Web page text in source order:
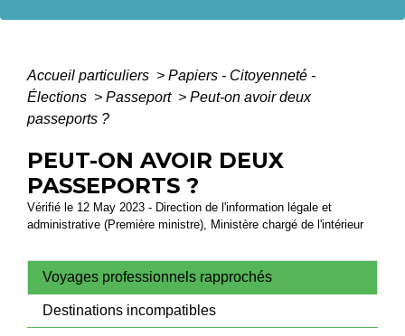
Accueil particuliers > Papiers - Citoyenneté -
Élections > Passeport > Peut-on avoir deux
passeports ?
PEUT-ON AVOIR DEUX
PASSEPORTS ?
Vérifié le 12 May 2023 - Direction de l'information légale et
administrative (Première ministre), Ministère chargé de l'intérieur
Voyages professionnels rapprochés
Destinations incompatibles